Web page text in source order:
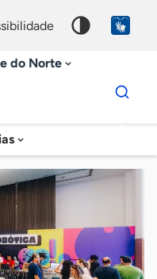
do Norte
Dados
para
chave